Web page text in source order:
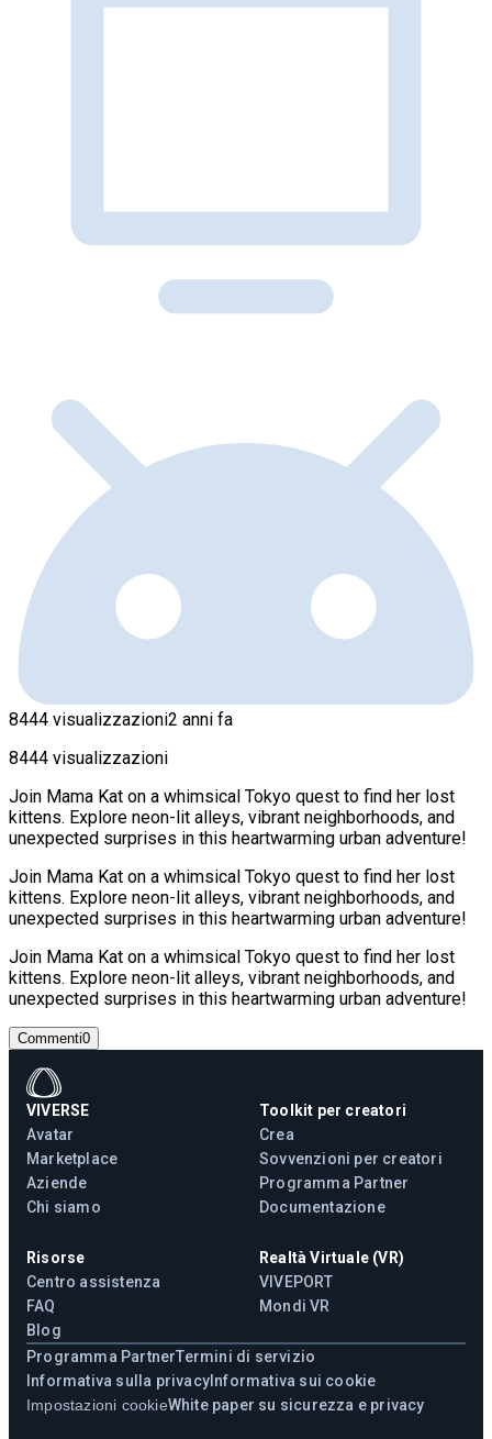
8444 visualizzazioni2 anni fa
8444 visualizzazioni
Join Mama Kat on a whimsical Tokyo quest to find her lost
kittens. Explore neon-lit alleys, vibrant neighborhoods, and
unexpected surprises in this heartwarming urban adventure!
Join Mama Kat on a whimsical Tokyo quest to find her lost
kittens. Explore neon-lit alleys, vibrant neighborhoods, and
unexpected surprises in this heartwarming urban adventure!
Join Mama Kat on a whimsical Tokyo quest to find her lost
kittens. Explore neon-lit alleys, vibrant neighborhoods, and
unexpected surprises in this heartwarming urban adventure!
Commenti0
VIVERSE
Avatar
Marketplace
Aziende
Chi siamo
Toolkit per creatori
Crea
Sovvenzioni per creatori
Programma Partner
Documentazione
Risorse
Centro assistenza
FAQ
Blog
Realtà Virtuale (VR)
VIVEPORT
Mondi VR
Programma PartnerTermini di servizio
Informativa sulla privacy Informativa sui cookie
Impostazioni cookieWhite paper su sicurezza e privacy